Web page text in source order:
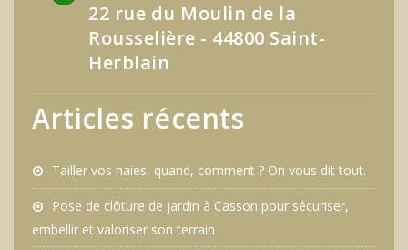
22 rue du Moulin de la
Rousselière - 44800 Saint-
Herblain
Articles récents
Tailler vos haies, quand, comment ? On vous dit tout.
Pose de clôture de jardin à Casson pour sécuriser,
embellir et valoriser son terrain